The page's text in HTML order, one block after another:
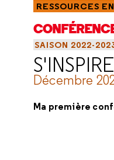
RESSOURCES
SAISON 2022-
Décembre
Ma première